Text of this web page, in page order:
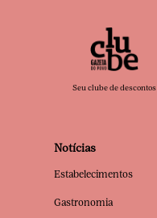
Seu clube de descontos
Notícias
Estabelecimentos
Gastronomia